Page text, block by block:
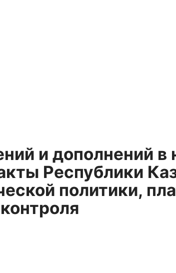
и дополнений в
Республики
политики,